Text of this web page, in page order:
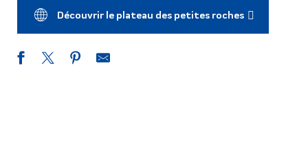
Découvrir le plateau des petites roches